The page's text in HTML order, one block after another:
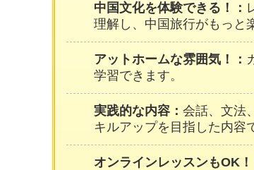
中国文化を体験できる！：
理解し、中国旅行がもっと
アットホームな雰囲気！：
学習できます。
実践的な内容： 会話、文法
キルアップを目指した内容
オンラインレッスンもOK